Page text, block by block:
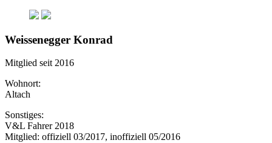
Weissenegger Konrad
Mitglied seit 2016
Wohnort:
Altach
Sonstiges:
V&L Fahrer 2018
Mitglied: offiziell 03/2017, inoffiziell 05/2016